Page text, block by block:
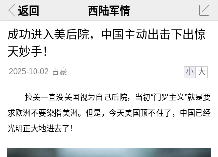
返回 西陆军情
成功进入美后院，中国主动出击下出惊
天妙手！
2025-10-02 占豪 小 大
拉美一直没美国视为自己后院，当初“门罗主义”就是要
求欧洲不要染指美洲。但是，今天美国顶不住了，中国已经
光明正大地进去了！